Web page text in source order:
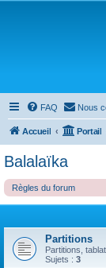
FAQ Nous
Accueil Portail
Balalaïka
Règles du forum
Partitions
Partitions,
Sujets : 3